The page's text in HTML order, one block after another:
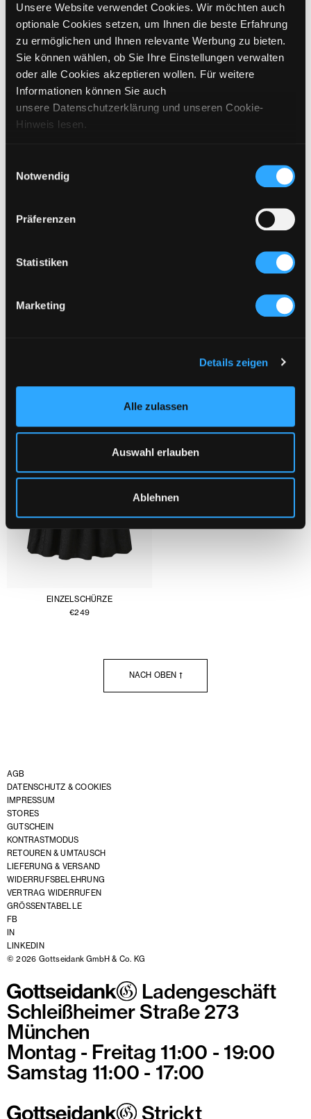
Unsere Website verwendet Cookies. Wir möchten auch
optionale Cookies setzen, um Ihnen die beste Erfahrung
zu ermöglichen und Ihnen relevante Werbung zu bieten.
Sie können wählen, ob Sie Ihre Einstellungen verwalten
oder alle Cookies akzeptieren wollen. Für weitere
Informationen können Sie auch
unsere Datenschutzerklärung und unseren Cookie-
Hinweis lesen.
Notwendig
Präferenzen
Statistiken
Marketing
Details zeigen
Alle zulassen
Auswahl erlauben
Ablehnen
EINZELSCHÜRZE
€289
€289
EINZELSCHÜRZE
€249
NACH OBEN
AGB
DATENSCHUTZ & COOKIES
IMPRESSUM
STORES
GUTSCHEIN
KONTRASTMODUS
RETOUREN & UMTAUSCH
LIEFERUNG & VERSAND
WIDERRUFSBELEHRUNG
VERTRAG WIDERRUFEN
GRÖSSENTABELLE
FB
IN
LINKEDIN
© 2026 Gottseidank GmbH & Co. KG
Ladengeschäft
Schleißheimer Straße 273
München
Montag - Freitag 11:00 - 19:00
Samstag 11:00 - 17:00
Strickt